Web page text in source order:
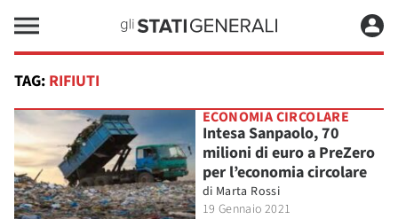
TAG: RIFIUTI
ECONOMIA CIRCOLARE
Intesa Sanpaolo, 70
milioni di euro a PreZero
per l’economia circolare
di Marta Rossi
19 Gennaio 2021